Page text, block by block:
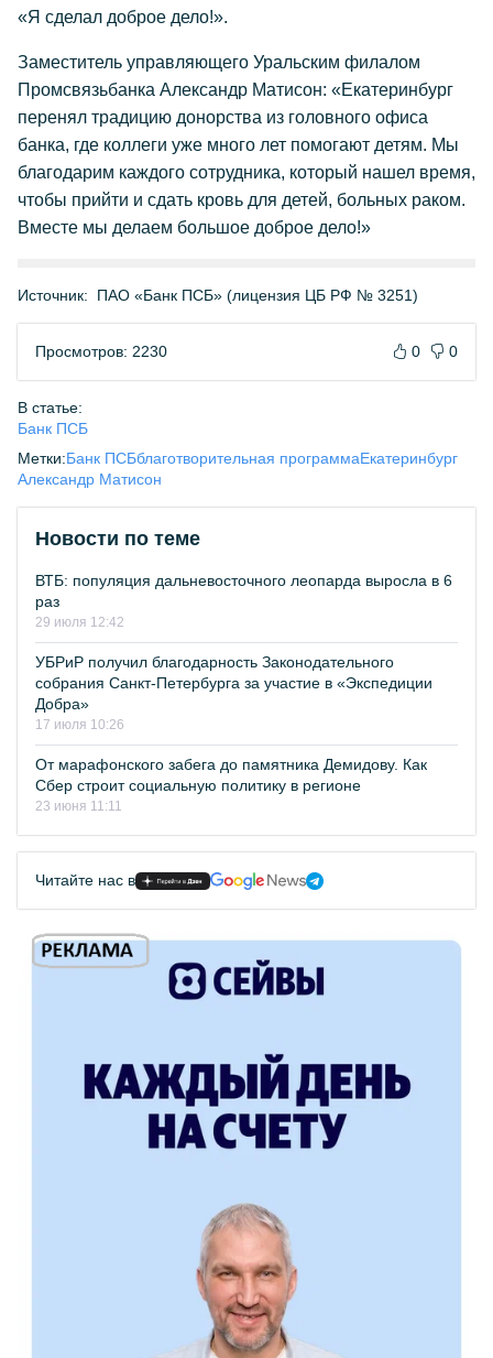
«Я сделал доброе дело!».
Заместитель управляющего Уральским филалом
Промсвязьбанка Александр Матисон: «Екатеринбург
перенял традицию донорства из головного офиса
банка, где коллеги уже много лет помогают детям. Мы
благодарим каждого сотрудника, который нашел время,
чтобы прийти и сдать кровь для детей, больных раком.
Вместе мы делаем большое доброе дело!»
Источник: ПАО «Банк ПСБ» (лицензия ЦБ РФ № 3251)
Просмотров: 2230 0 0
В статье:
Банк ПСБ
Метки:Банк ПСБблаготворительная программаЕкатеринбург
Александр Матисон
Новости по теме
ВТБ: популяция дальневосточного леопарда выросла в 6
раз
29 июля 12:42
УБРиР получил благодарность Законодательного
собрания Санкт-Петербурга за участие в «Экспедиции
Добра»
17 июля 10:26
От марафонского забега до памятника Демидову. Как
Сбер строит социальную политику в регионе
23 июня 11:11
Читайте нас в